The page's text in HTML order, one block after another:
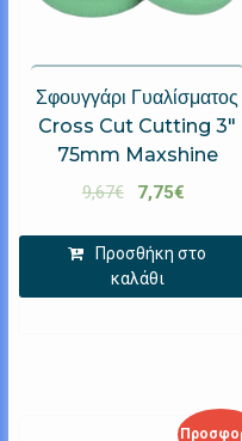
Σφουγγάρι Γυαλίσματος
Cross Cut Cutting 3″
75mm Maxshine
9,67€ 7,75€
Προσθήκη στο
καλάθι